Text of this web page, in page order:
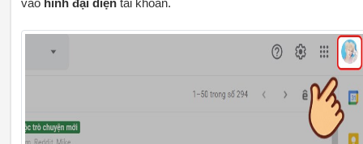
vào hình đại diệntài khoản.